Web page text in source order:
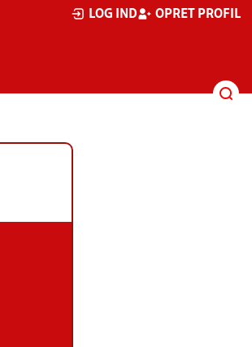
LOG IND OPRET PROFIL